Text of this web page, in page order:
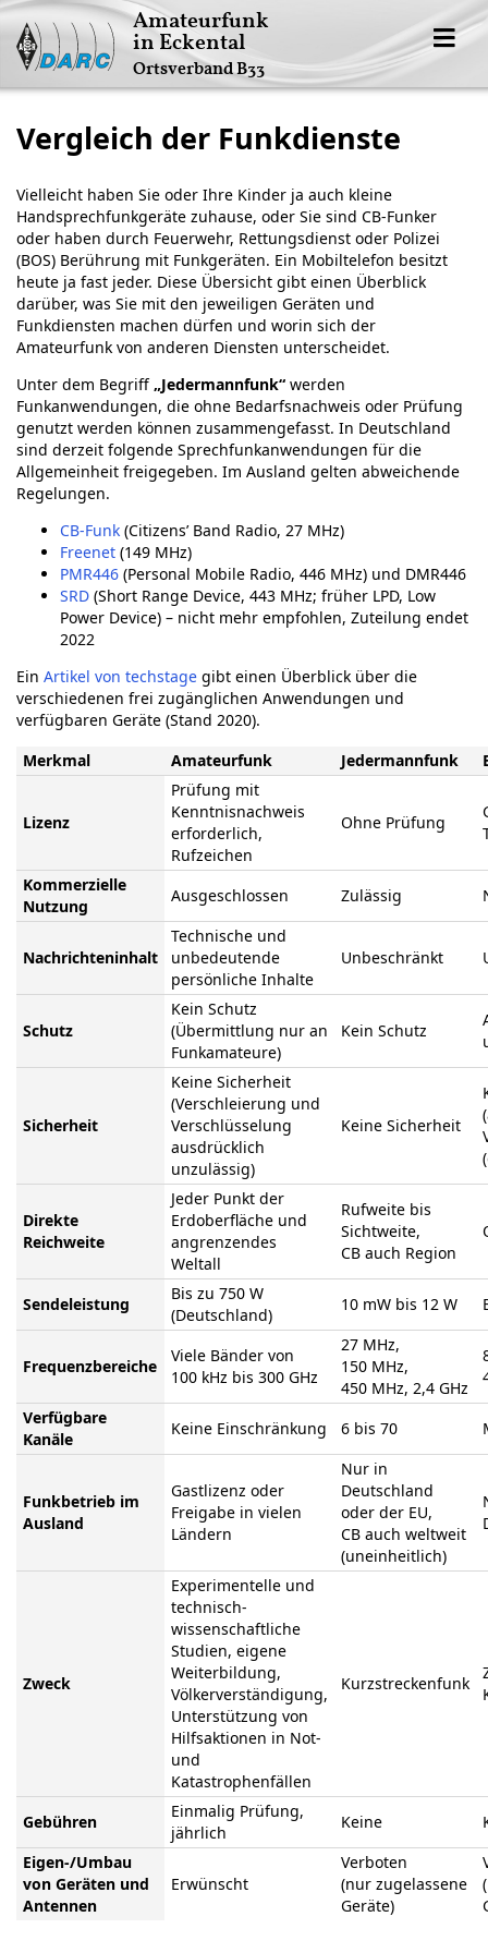
Amateurfunk
in Eckental
Ortsverband B33
Vergleich der Funkdienste
Vielleicht haben Sie oder Ihre Kinder ja auch kleine
Handsprechfunkgeräte zuhause, oder Sie sind CB-Funker
oder haben durch Feuerwehr, Rettungsdienst oder Polizei
(BOS) Berührung mit Funkgeräten. Ein Mobiltelefon besitzt
heute ja fast jeder. Diese Übersicht gibt einen Überblick
darüber, was Sie mit den jeweiligen Geräten und
Funkdiensten machen dürfen und worin sich der
Amateurfunk von anderen Diensten unterscheidet.
Unter dem Begriff „Jedermannfunk“ werden
Funkanwendungen, die ohne Bedarfsnachweis oder Prüfung
genutzt werden können zusammengefasst. In Deutschland
sind derzeit folgende Sprechfunkanwendungen für die
Allgemeinheit freigegeben. Im Ausland gelten abweichende
Regelungen.
CB-Funk (Citizens’ Band Radio, 27 MHz)
Freenet (149 MHz)
PMR446 (Personal Mobile Radio, 446 MHz) und DMR446
SRD (Short Range Device, 443 MHz; früher LPD, Low
Power Device) – nicht mehr empfohlen, Zuteilung endet
2022
Ein Artikel von techstage gibt einen Überblick über die
verschiedenen frei zugänglichen Anwendungen und
verfügbaren Geräte (Stand 2020).
Merkmal
Amateurfunk Jedermannfunk
Lizenz
Prüfung mit
Kenntnisnachweis
erforderlich,
Rufzeichen
Ohne Prüfung
Kommerzielle
Nutzung
Ausgeschlossen Zulässig
Nachrichteninhalt
Technische und
unbedeutende
persönliche Inhalte
Unbeschränkt
Schutz
Kein Schutz
(Übermittlung nur an
Funkamateure)
Kein Schutz
Sicherheit
Keine Sicherheit
(Verschleierung und
Verschlüsselung
ausdrücklich
unzulässig)
Keine Sicherheit
Direkte
Reichweite
Jeder Punkt der
Erdoberfläche und
angrenzendes
Weltall
Rufweite bis
Sichtweite,
CB auch Region
Sendeleistung
Bis zu 750 W
(Deutschland)
10 mW bis 12 W
Frequenzbereiche
Viele Bänder von
100 kHz bis 300 GHz
27 MHz,
150 MHz,
450 MHz, 2,4 GHz
Verfügbare
Kanäle
Keine Einschränkung 6 bis 70
Funkbetrieb im
Ausland
Gastlizenz oder
Freigabe in vielen
Ländern
Nur in
Deutschland
oder der EU,
CB auch weltweit
(uneinheitlich)
Zweck
Experimentelle und
technisch-
wissenschaftliche
Studien, eigene
Weiterbildung,
Völkerverständigung,
Unterstützung von
Hilfsaktionen in Not-
und
Katastrophenfällen
Kurzstreckenfunk
Gebühren
Einmalig Prüfung,
jährlich
Keine
Eigen-/Umbau
von Geräten und
Antennen
Erwünscht
Verboten
(nur zugelassene
Geräte)